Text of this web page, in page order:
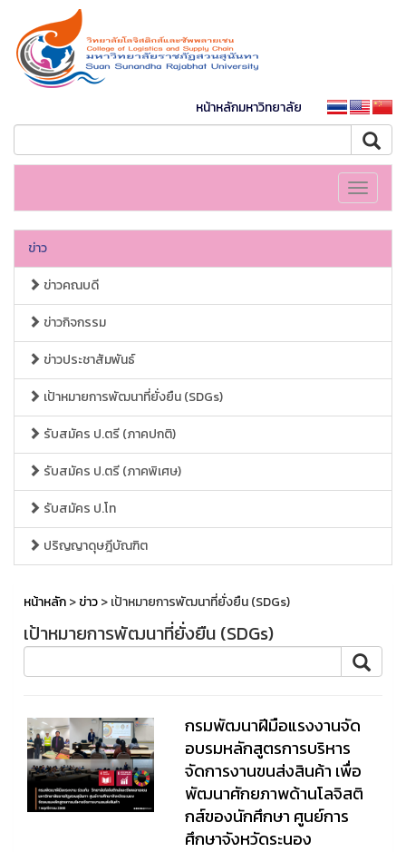
หน้าหลักมหาวิทยาลัย
Toggle
ข่าว
ข่าวคณบดี
ข่าวกิจกรรม
ข่าวประชาสัมพันธ์
เป้าหมายการพัฒนาที่ยั่งยืน (SDGs)
รับสมัคร ป.ตรี (ภาคปกติ)
รับสมัคร ป.ตรี (ภาคพิเศษ)
รับสมัคร ป.โท
ปริญญาดุษฎีบัณฑิต
หน้าหลัก>ข่าว> เป้าหมายการพัฒนาที่ยั่งยืน (SDGs)
เป้าหมายการพัฒนาที่ยั่งยืน (SDGs)
กรมพัฒนาฝีมือแรงงานจัด
อบรมหลักสูตรการบริหาร
จัดการงานขนส่งสินค้า เพื่อ
พัฒนาศักยภาพด้านโลจิสติ
กส์ของนักศึกษา ศูนย์การ
ศึกษาจังหวัดระนอง